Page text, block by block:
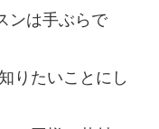
ンは手ぶらで
りたいことにし